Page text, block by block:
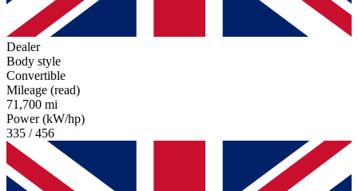
Dealer
Body style
Convertible
Mileage (read)
71,700 mi
Power (kW/hp)
335 / 456